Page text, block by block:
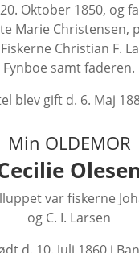
Oktober 1850, og
Marie Christensen,
Christian F.
Fynboe samt faderen.
blev gift d. 6. Maj
Min OLDEMOR
var fiskerne
og C. I. Larsen